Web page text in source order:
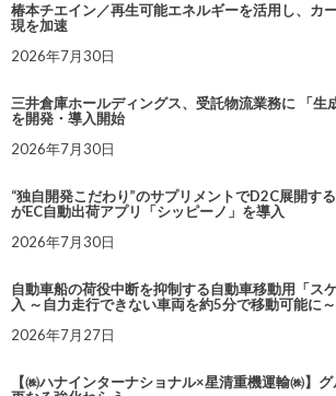
椿本チエイン／再生可能エネルギーを活用し、カ
現を加速
2026年7月30日
三井倉庫ホールディングス、受託物流業務に 「生
を開発・導入開始
2026年7月30日
“独自開発こだわり”のサプリメントでD2C展開す
がEC自動出荷アプリ「シッピーノ」を導入
2026年7月30日
自動車船の荷役中断を抑制する自動車移動用「ス
入 ～自力走行できない車両を約5分で移動可能に～
2026年7月27日
【㈱ハナインターナショナル×星清重機運輸㈱】